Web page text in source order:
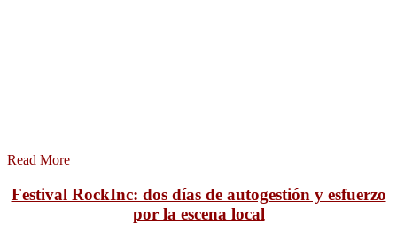
Read More
Festival RockInc: dos días de autogestión y esfuerzo
por la escena local